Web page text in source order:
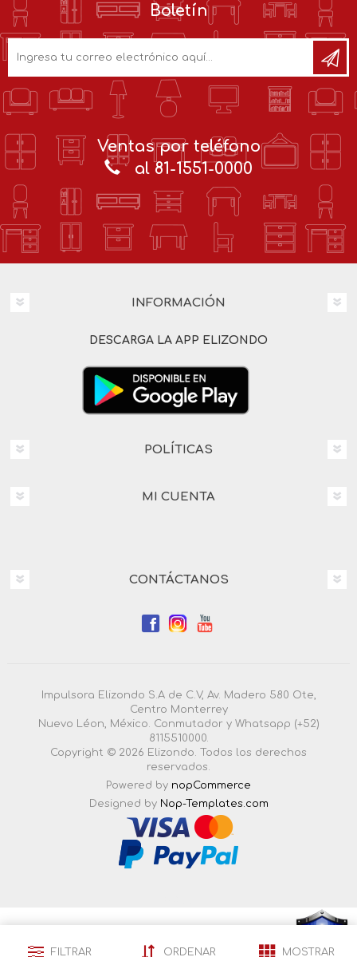
Boletín
Ventas por teléfono
al 81-1551-0000
INFORMACIÓN
DESCARGA LA APP ELIZONDO
POLÍTICAS
MI CUENTA
CONTÁCTANOS
Impulsora Elizondo S.A de C.V, Av. Madero 580 Ote,
Centro Monterrey
Nuevo Léon, México. Conmutador y Whatsapp (+52)
8115510000.
Copyright © 2026 Elizondo. Todos los derechos
reservados.
Powered by nopCommerce
Designed by Nop-Templates.com
FILTRAR ORDENAR MOSTRAR